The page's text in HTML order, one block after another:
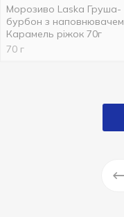
Морозиво Laska Груша-
бурбон з наповнювачем
Карамель ріжок 70г
70 г